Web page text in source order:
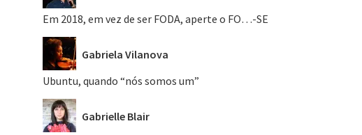
Em 2018, em vez de ser FODA, aperte o FO…-SE
Gabriela Vilanova
Ubuntu, quando “nós somos um”
Gabrielle Blair